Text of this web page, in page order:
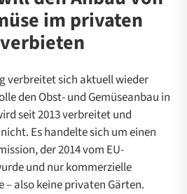
im privaten
verbreitet sich aktuell wieder
den Obst- und Gemüseanbau in
seit 2013 verbreitet und
Es handelte sich um einen
der 2014 vom EU-
und nur kommerzielle
also keine privaten Gärten.